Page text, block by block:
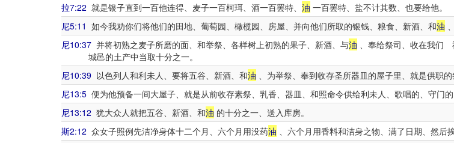
拉7:22 就是银子直到一百他连得、麦子一百柯珥、酒一百罢特、 油 一百罢特、盐不计其数、也要给他。
尼5:11 如今我劝你们将他们的田地、葡萄园、橄榄园、房屋、并向他们所取的银钱、粮食、新酒、和油
尼10:37 并将初熟之麦子所磨的面、和举祭、各样树上初熟的果子、新酒、与油 、奉给祭司、收在我们
城邑的土产中当取十分之一。
尼10:39 以色列人和利未人、要将五谷、新酒、和油 、为举祭、奉到收存圣所器皿的屋子里、就是供职
尼13:5 便为他预备一间大屋子、就是从前收存素祭、乳香、器皿、和照命令供给利未人、歌唱的、守门
尼13:12 犹大众人就把五谷、新酒、和油 的十分之一、送入库房。
斯2:12 众女子照例先洁净身体十二个月、六个月用没药油 、六个月用香料和洁身之物、满了日期、然后